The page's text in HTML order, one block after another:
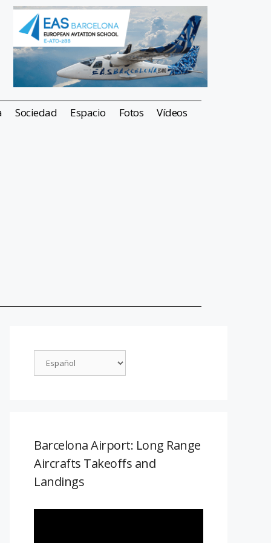
Sociedad Espacio Fotos Vídeos
Barcelona Airport: Long Range
Aircrafts Takeoffs and
Landings